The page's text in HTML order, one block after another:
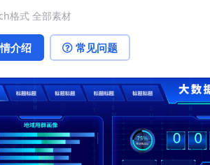
格式 全部素材
介绍 常见问题